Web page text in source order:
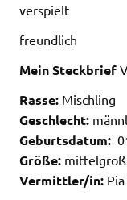
verspielt
freundlich
Mein Steckbrief
Rasse: Mischling
Geschlecht:
Geburtsdatum:
Größe:
Vermittler/in: